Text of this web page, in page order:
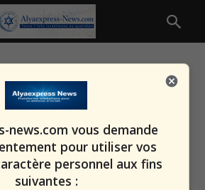
news.com vous demande
pour utiliser vos
personnel aux fins
suivantes :